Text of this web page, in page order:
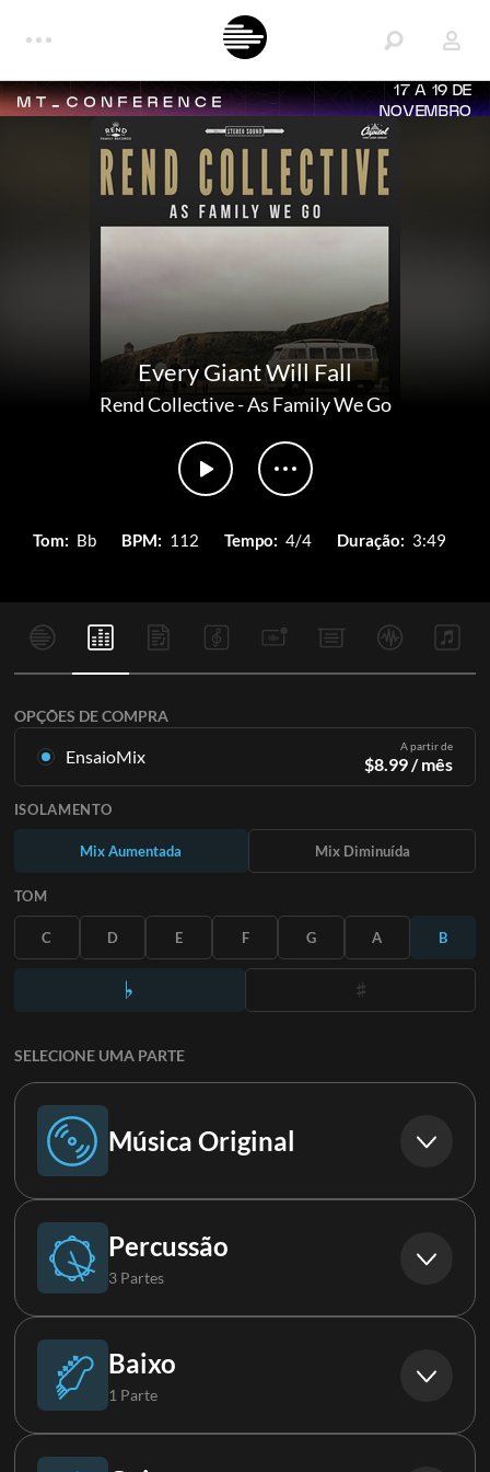
17 A 19 DE
NOVEMBRO
Every Giant Will Fall
Rend Collective-As Family We Go
Tom: Bb BPM: 112 Tempo: 4/4 Duração: 3:49
OPÇÕES DE COMPRA
EnsaioMix A partir de
$8.99/ mês
todas as 12 tonalidades com mixagens Up e Minus para cada
parte mais a música original.
ASSINE
ISOLAMENTO
Mix Aumentada Mix Diminuída
TOM
C D E F G A B
SELECIONE UMA PARTE
Música Original
Música Original
Percussão
3 Partes
Bateria
Percussão
Baixo
1 Parte
Baixo